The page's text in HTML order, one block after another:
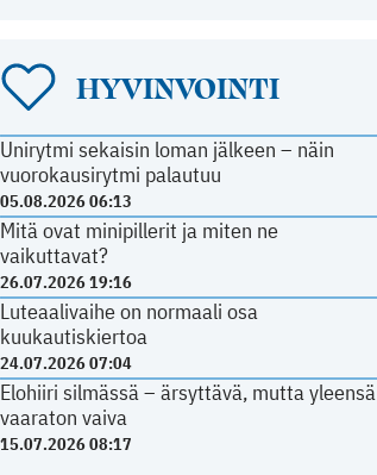
HYVINVOINTI
Unirytmi sekaisin loman jälkeen – näin
vuorokausirytmi palautuu
05.08.2026 06:13
Mitä ovat minipillerit ja miten ne
vaikuttavat?
26.07.2026 19:16
Luteaalivaihe on normaali osa
kuukautiskiertoa
24.07.2026 07:04
Elohiiri silmässä – ärsyttävä, mutta yleensä
vaaraton vaiva
15.07.2026 08:17